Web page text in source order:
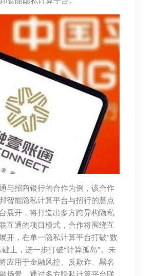
与招商银行的合作为例，该合作
智能隐私计算平台与招行的慧点
展开，将打造出多方跨异构隐私
互通的项目模式，合作将围绕互
开，在单一隐私计算平台打破“数
上，进一步打破“计算孤岛”。未
应用于金融风控、反欺诈、黑名